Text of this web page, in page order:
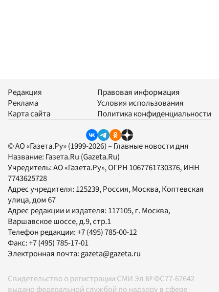
Редакция
Реклама
Карта сайта
Правовая информация
Условия использования
Политика конфиденциальности
© АО «Газета.Ру» (1999-2026) – Главные новости дня
Название: Газета.Ru (Gazeta.Ru)
Учредитель:АО «Газета.Ру», ОГРН 1067761730376, ИНН
7743625728
Адрес учредителя: 125239, Россия, Москва, Коптевская
улица, дом 67
Адрес редакции и издателя: 117105, г. Москва,
Варшавское шоссе, д.9, стр.1
Телефон редакции:+7 (495) 785-00-12
Факс:+7 (495) 785-17-01
Электронная почта:gazeta@gazeta.ru
Свидетельство о регистрации СМИ Эл № ФС77-67642
выдано федеральной службой по надзору в сфере